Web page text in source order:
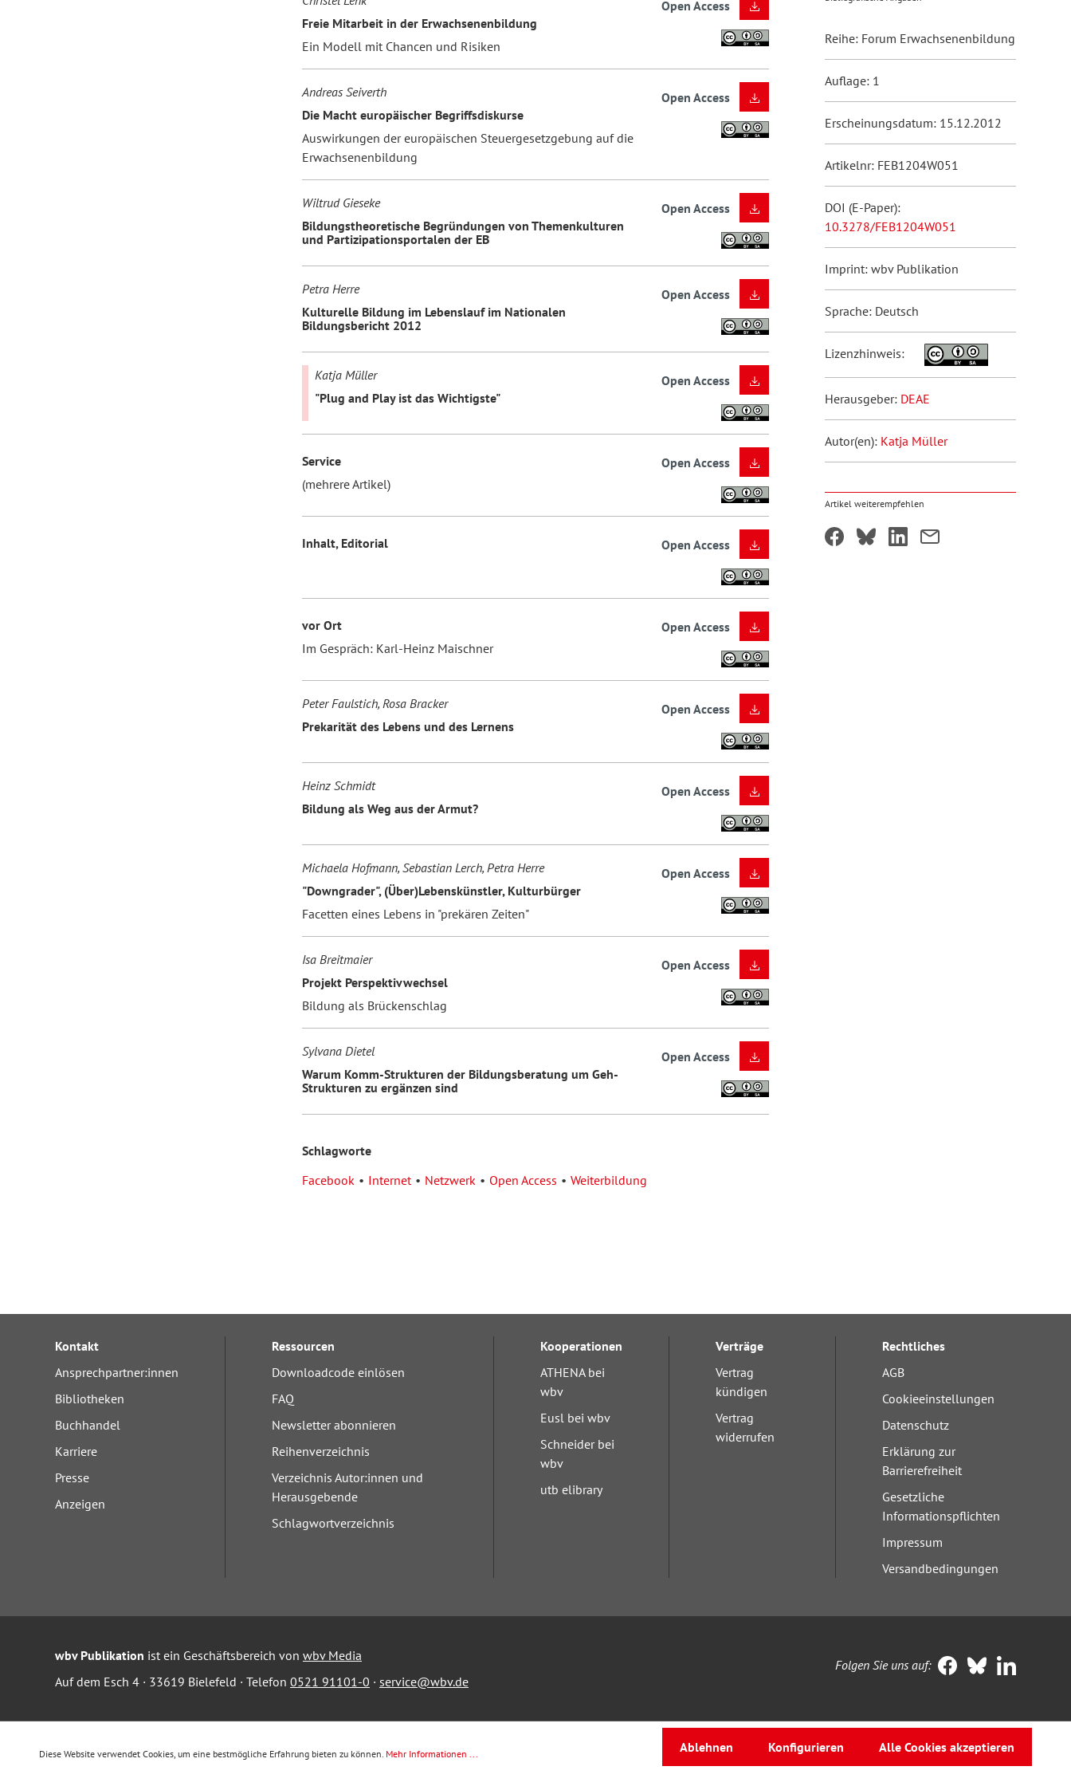
Freie Mitarbeit in der Erwachsenenbildung
Ein Modell mit Chancen und Risiken
Open Access
Andreas Seiverth
Die Macht europäischer Begriffsdiskurse
Auswirkungen der europäischen Steuergesetzgebung auf die
Erwachsenenbildung
Open Access
Wiltrud Gieseke
Bildungstheoretische Begründungen von Themenkulturen
und Partizipationsportalen der EB
Open Access
Petra Herre
Kulturelle Bildung im Lebenslauf im Nationalen
Bildungsbericht 2012
Open Access
Katja Müller
"Plug and Play ist das Wichtigste"
Open Access
Service
(mehrere Artikel)
Open Access
Inhalt, Editorial Open Access
vor Ort
Im Gespräch: Karl-Heinz Maischner
Open Access
Peter Faulstich, Rosa Bracker
Prekarität des Lebens und des Lernens
Open Access
Heinz Schmidt
Bildung als Weg aus der Armut?
Open Access
Michaela Hofmann, Sebastian Lerch, Petra Herre
"Downgrader", (Über)Lebenskünstler, Kulturbürger
Facetten eines Lebens in "prekären Zeiten"
Open Access
Isa Breitmaier
Projekt Perspektivwechsel
Bildung als Brückenschlag
Open Access
Sylvana Dietel
Warum Komm-Strukturen der Bildungsberatung um Geh-
Strukturen zu ergänzen sind
Open Access
Schlagworte
Facebook
Internet Netzwerk Open Access Weiterbildung
Reihe: Forum Erwachsenenbildung
Auflage: 1
Erscheinungsdatum: 15.12.2012
Artikelnr: FEB1204W051
DOI (E-Paper):
10.3278/FEB1204W051
Imprint: wbv Publikation
Sprache: Deutsch
Lizenzhinweis:
Herausgeber: DEAE
Autor(en): Katja Müller
Artikel weiterempfehlen
Kontakt
Ansprechpartner:innen
Bibliotheken
Buchhandel
Karriere
Presse
Anzeigen
Ressourcen
Downloadcode einlösen
FAQ
Newsletter abonnieren
Reihenverzeichnis
Verzeichnis Autor:innen und
Herausgebende
Schlagwortverzeichnis
Kooperationen
ATHENA bei
wbv
Eusl bei wbv
Schneider bei
wbv
utb elibrary
Verträge
Vertrag
kündigen
Vertrag
widerrufen
Rechtliches
AGB
Cookieeinstellungen
Datenschutz
Erklärung zur
Barrierefreiheit
Gesetzliche
Informationspflichten
Impressum
Versandbedingungen
wbv Publikation ist ein Geschäftsbereich von wbv Media
Auf dem Esch 4 · 33619 Bielefeld · Telefon 0521 91101-0 · service@wbv.de
Folgen Sie uns auf:
Diese Website verwendet Cookies, um eine bestmögliche Erfahrung bieten zu können. Mehr Informationen ... Ablehnen Konfigurieren Alle Cookies akzeptieren